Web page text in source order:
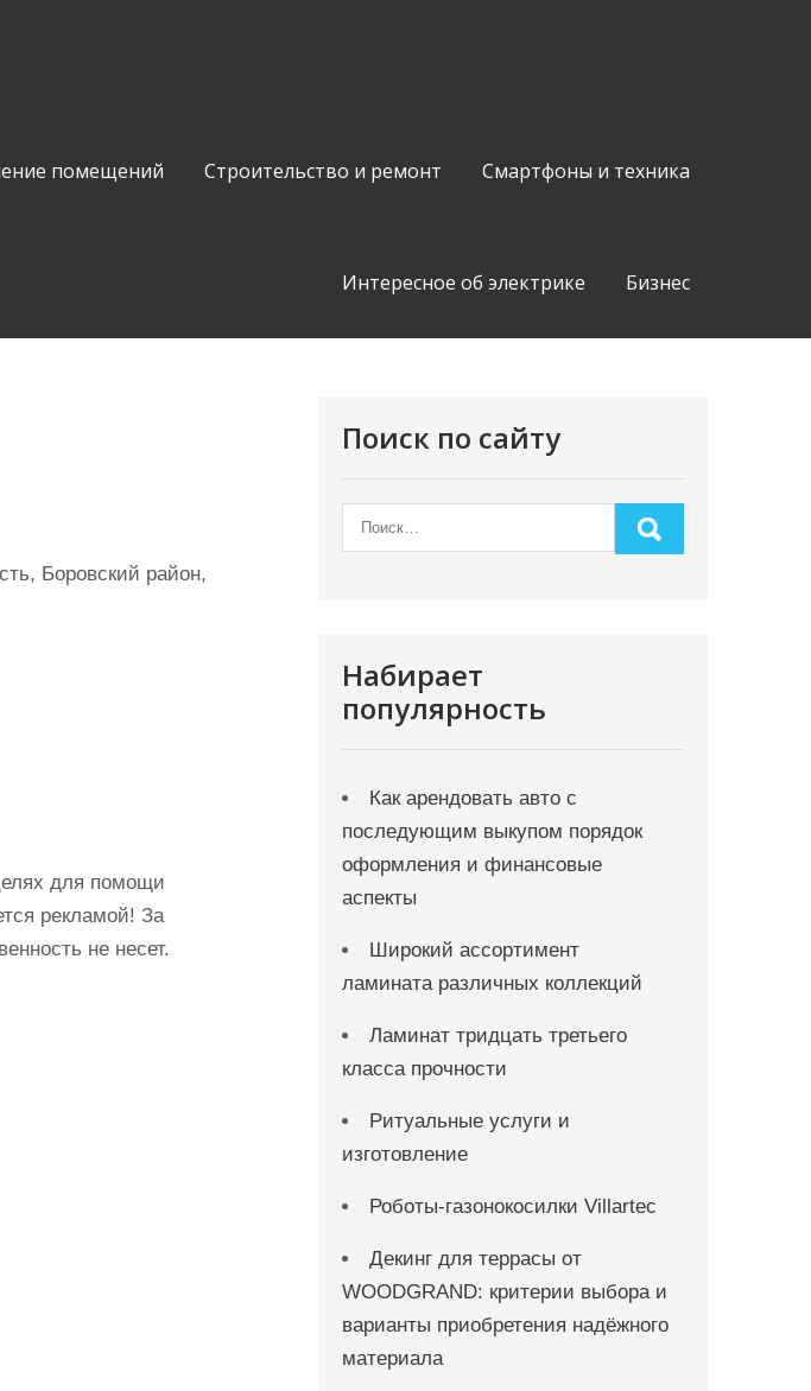
помещений Строительство и ремонт Смартфоны и техника
Интересное об электрике Бизнес
Боровский район,
для помощи
рекламой! За
не несет.
Поиск по сайту
Набирает
популярность
Как арендовать авто с
последующим выкупом порядок
оформления и финансовые
аспекты
Широкий ассортимент
ламината различных коллекций
Ламинат тридцать третьего
класса прочности
Ритуальные услуги и
изготовление
Роботы-газонокосилки Villartec
Декинг для террасы от
WOODGRAND: критерии выбора и
варианты приобретения надёжного
материала